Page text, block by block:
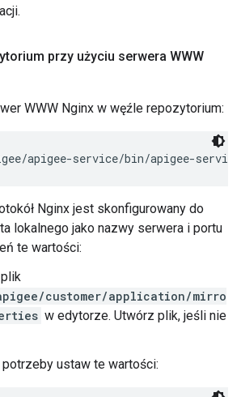
przy użyciu serwera WWW
WWW Nginx w węźle repozytorium:
apigee-service/bin/apigee-
Nginx jest skonfigurowany do
lokalnego jako nazwy serwera i portu
te wartości:
customer/application/mirro
w edytorze. Utwórz plik, jeśli nie
ustaw te wartości: